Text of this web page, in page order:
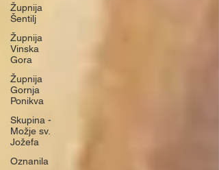
Župnija
Šentilj
Župnija
Vinska
Gora
Župnija
Gornja
Ponikva
Skupina -
Možje sv.
Jožefa
Oznanila